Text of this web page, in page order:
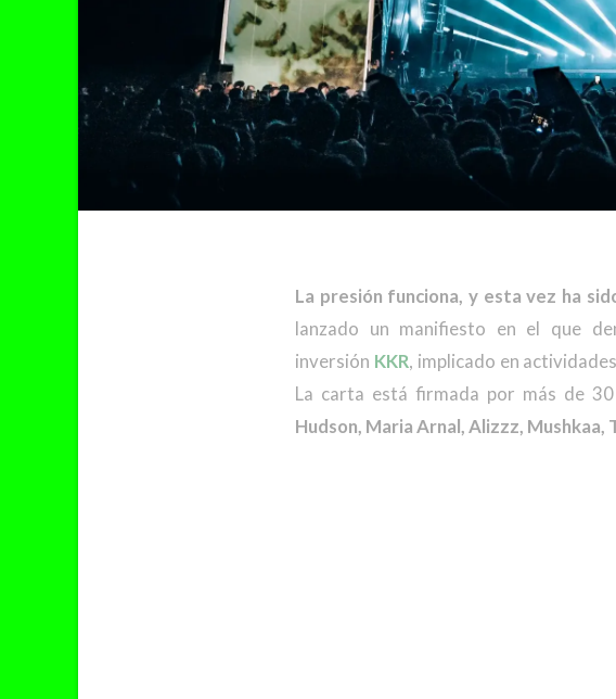
La presión funciona, y esta vez ha
lanzado un manifiesto en el que
inversión KKR, implicado en
La carta está firmada por más de
Hudson, Maria Arnal, Alizzz,